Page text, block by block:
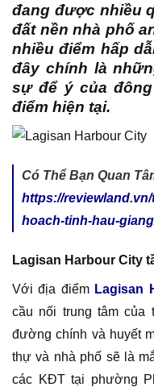
đang được nhiều
đất nền nhà phố
nhiều điểm hấp
đây chính là
sự để ý của
điểm hiện tại.
Có Thể Bạn Quan
https://
hoach-tinh-hau-
Lagisan Harbour City
Với địa điểm Lagisan
cầu nối trung tâm của
đường chính và huyết
thự và nhà phố sẽ là
các KĐT tại phường